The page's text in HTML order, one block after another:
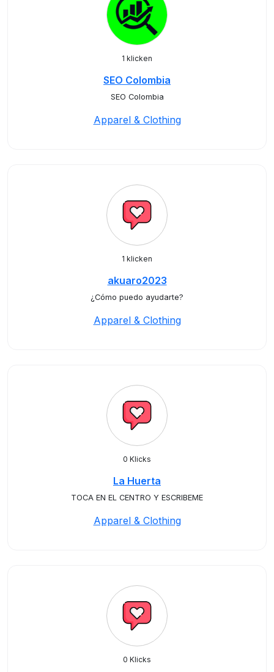
1 klicken
SEO Colombia
SEO Colombia
Apparel & Clothing
1 klicken
akuaro2023
¿Cómo puedo ayudarte?
Apparel & Clothing
0 Klicks
La Huerta
TOCA EN EL CENTRO Y ESCRIBEME
Apparel & Clothing
0 Klicks